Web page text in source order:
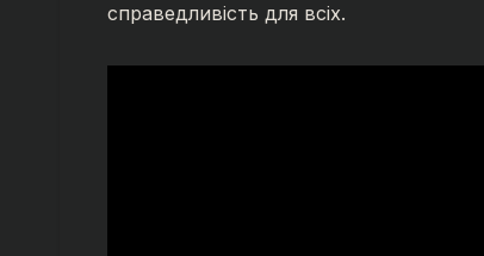
справедливість для всіх.